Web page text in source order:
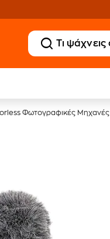
Φωτογραφικές Μηχανές